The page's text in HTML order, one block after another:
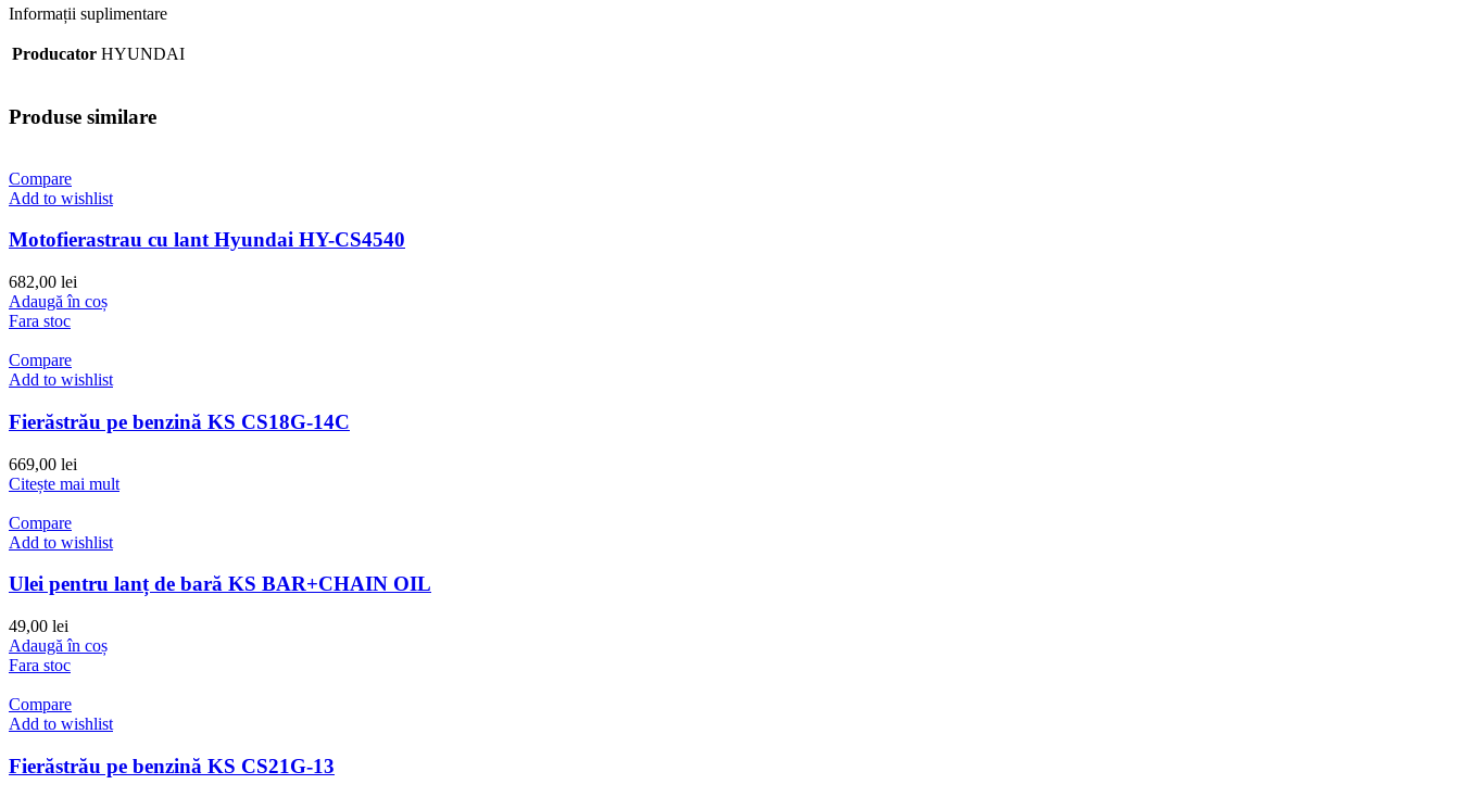
Informații suplimentare
Producator HYUNDAI
Produse similare
Compare
Add to wishlist
Motofierastrau cu lant Hyundai HY-CS4540
682,00 lei
Adaugă în coș
Fara stoc
Compare
Add to wishlist
Fierăstrău pe benzină KS CS18G-14C
669,00 lei
Citește mai mult
Compare
Add to wishlist
Ulei pentru lanț de bară KS BAR+CHAIN OIL
49,00 lei
Adaugă în coș
Fara stoc
Compare
Add to wishlist
Fierăstrău pe benzină KS CS21G-13